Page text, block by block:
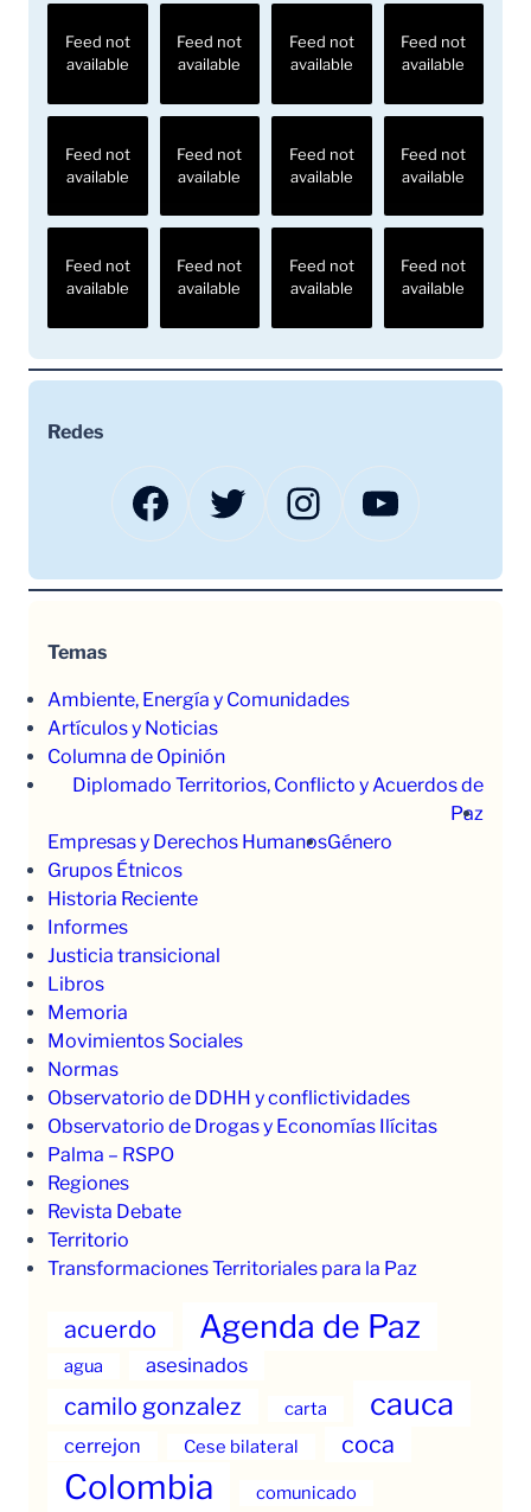
Feed not
available
Feed not
available
Feed not
available
Feed not
available
Feed not
available
Feed not
available
Feed not
available
Feed not
available
Feed not
available
Feed not
available
Feed not
available
Feed not
available
Redes
Facebook Twitter Instagram YouTube
Temas
Ambiente, Energía y Comunidades
Artículos y Noticias
Columna de Opinión
Diplomado Territorios, Conflicto y Acuerdos de
Paz
Empresas y Derechos HumanosGénero
Grupos Étnicos
Historia Reciente
Informes
Justicia transicional
Libros
Memoria
Movimientos Sociales
Normas
Observatorio de DDHH y conflictividades
Observatorio de Drogas y Economías Ilícitas
Palma – RSPO
Regiones
Revista Debate
Territorio
Transformaciones Territoriales para la Paz
acuerdo Agenda de Paz
agua asesinados
camilo gonzalez carta cauca
cerrejon Cese bilateral coca
Colombia comunicado